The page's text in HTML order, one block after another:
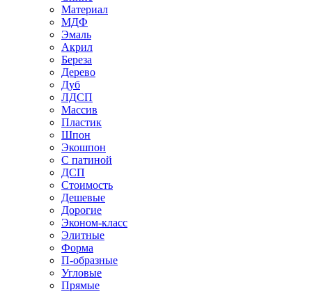
Материал
МДФ
Эмаль
Акрил
Береза
Дерево
Дуб
ЛДСП
Массив
Пластик
Шпон
Экошпон
С патиной
ДСП
Стоимость
Дешевые
Дорогие
Эконом-класс
Элитные
Форма
П-образные
Угловые
Прямые